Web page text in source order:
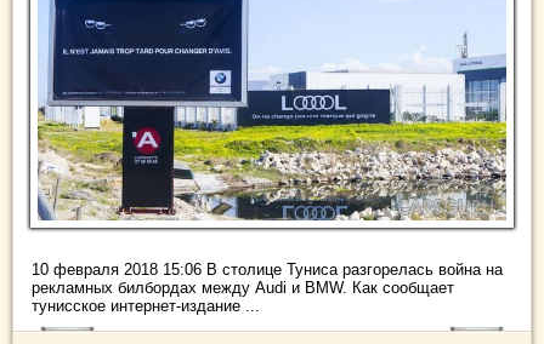
10 февраля 2018 15:06 В столице Туниса разгорелась война на
рекламных билбордах между Audi и BMW. Как сообщает
тунисское интернет-издание ...